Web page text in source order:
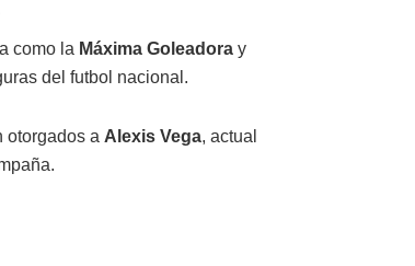
como la Máxima Goleadora y
del futbol nacional.
otorgados a Alexis Vega, actual